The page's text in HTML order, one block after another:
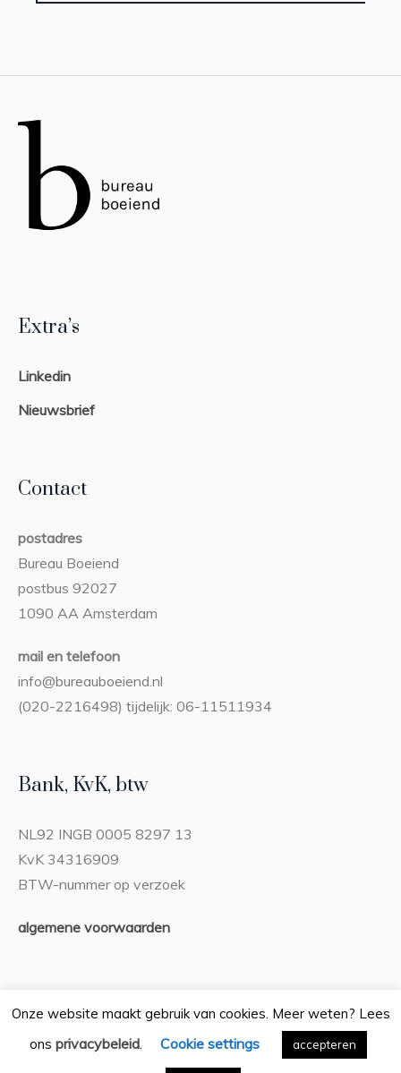
Extra’s
Linkedin
Nieuwsbrief
Contact
postadres
Bureau Boeiend
postbus 92027
1090 AA Amsterdam
mail en telefoon
info@bureauboeiend.nl
(020-2216498) tijdelijk: 06-11511934
Bank, KvK, btw
NL92 INGB 0005 8297 13
KvK 34316909
BTW-nummer op verzoek
algemene voorwaarden
Privacybeleid/ Bureau Boeiend © 2026 / Alle rechten
Onze website maakt gebruik van cookies. Meer weten? Lees
ons privacybeleid. Cookie settings accepteren